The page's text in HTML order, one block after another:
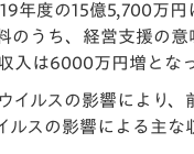
年度の15億5,700万
のうち、経営支援の
入は6000万円増とな
イルスの影響により
ルスの影響による主な